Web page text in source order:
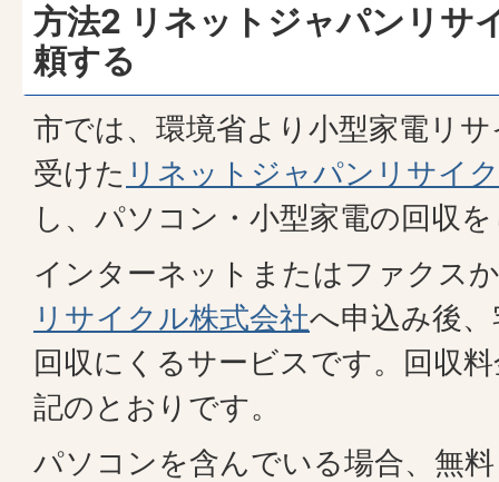
方法2 リネットジャパンリサ
頼する
市では、環境省より小型家電リ
受けた リネットジャパンリサイ
し、パソコン・小型家電の回収
インターネットまたはファクス
リサイクル株式会社へ申込み後
回収にくるサービスです。回収
記のとおりです。
パソコンを含んでいる場合、無